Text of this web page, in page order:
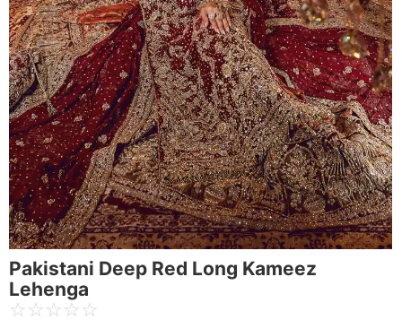
Pakistani Deep Red Long Kameez
Lehenga
☆☆☆☆☆